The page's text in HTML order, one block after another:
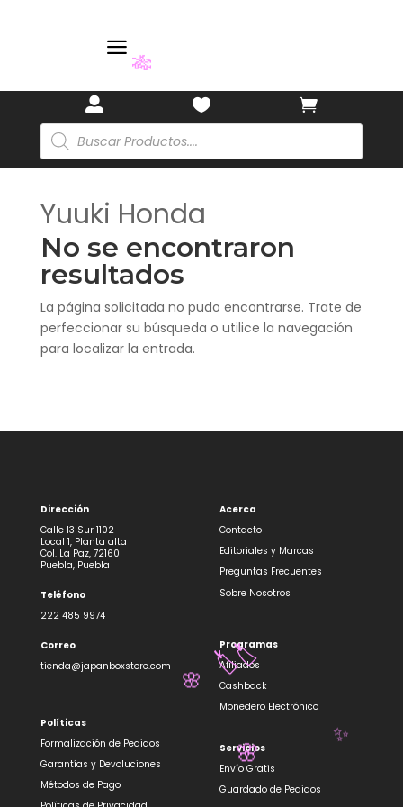
a
 

Búsqueda
de
productos
Yuuki Honda
No se encontraron
resultados
La página solicitada no pudo encontrarse. Trate de
perfeccionar su búsqueda o utilice la navegación
para localizar la entrada.
Dirección
Calle 13 Sur 1102
Local 1, Planta alta
Col. La Paz, 72160
Puebla, Puebla
Teléfono
222 485 9974
Correo
tienda@japanboxstore.com
Políticas
Formalización de Pedidos
Garantías y Devoluciones
Métodos de Pago
Acerca
Contacto
Editoriales y Marcas
Preguntas Frecuentes
Sobre Nosotros
Programas
Afiliados
Cashback
Monedero Electrónico
Servicios
Envío Gratis
Guardado de Pedidos
✨
🏷️🏷️
🎋
🌸
🌸